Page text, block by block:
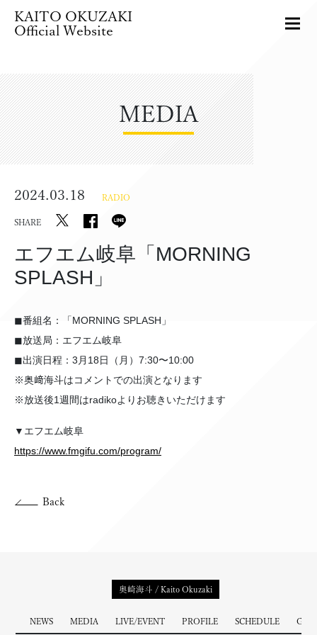
KAITO OKUZAKI
Official Website
MEDIA
2024.03.18 RADIO
SHARE
エフエム岐阜「MORNING
SPLASH」
◼︎番組名：「MORNING SPLASH」
◼︎放送局：エフエム岐阜
◼︎出演日程：3月18日（月）7:30〜10:00
※奥﨑海斗はコメントでの出演となります
※放送後1週間はradikoよりお聴きいただけます
▼エフエム岐阜
https://www.fmgifu.com/program/
Back
奥崎海斗 / Kaito Okuzaki
NEWS MEDIA LIVE/EVENT PROFILE SCHEDULE